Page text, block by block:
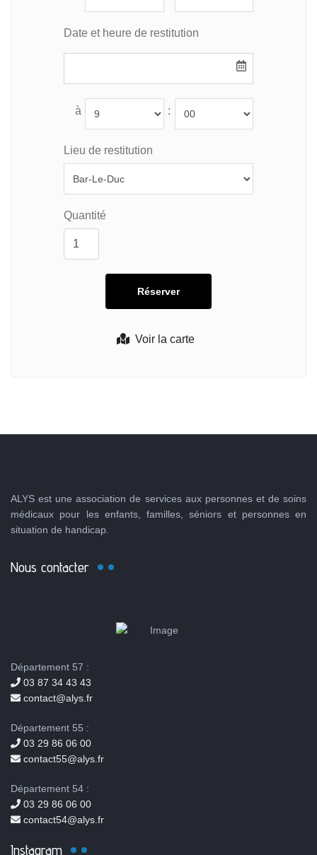
Voir la carte
Date et heure de restitution
à :
Lieu de restitution
Quantité
ALYS est une association de services aux personnes et de soins
médicaux pour les enfants, familles, séniors et personnes en
situation de handicap.
Nous contacter
Département 57 :
03 87 34 43 43
contact@alys.fr
Département 55 :
03 29 86 06 00
contact55@alys.fr
Département 54 :
03 29 86 06 00
contact54@alys.fr
Instagram